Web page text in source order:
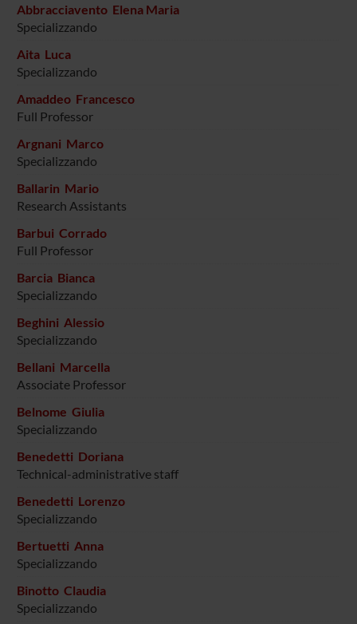
Abbracciavento Elena Maria
Specializzando
Aita Luca
Specializzando
Amaddeo Francesco
Full Professor
Argnani Marco
Specializzando
Ballarin Mario
Research Assistants
Barbui Corrado
Full Professor
Barcia Bianca
Specializzando
Beghini Alessio
Specializzando
Bellani Marcella
Associate Professor
Belnome Giulia
Specializzando
Benedetti Doriana
Technical-administrative staff
Benedetti Lorenzo
Specializzando
Bertuetti Anna
Specializzando
Binotto Claudia
Specializzando